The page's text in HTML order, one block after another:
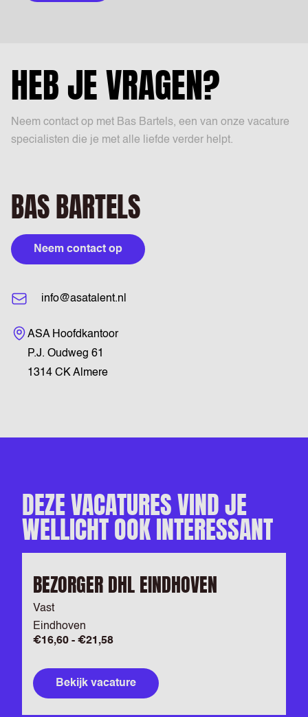
HEB JE VRAGEN?
Neem contact op met Bas Bartels, een van onze vacature
specialisten die je met alle liefde verder helpt.
BAS BARTELS
Neem contact op
info@asatalent.nl
Bezoekadres
ASA Hoofdkantoor
P.J. Oudweg 61
1314 CK Almere
DEZE VACATURES VIND JE
WELLICHT OOK INTERESSANT
BEZORGER DHL EINDHOVEN
Vast
Eindhoven
€16,60 - €21,58
Bekijk vacature